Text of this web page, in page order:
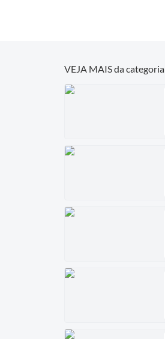
VEJA MAIS da categoria